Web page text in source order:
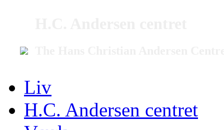
Liv
H.C. Andersen centret